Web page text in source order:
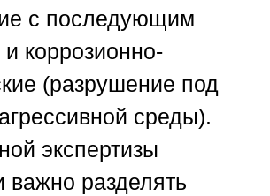
с последующим
коррозионно-
(разрушение под
среды).
экспертизы
важно разделять